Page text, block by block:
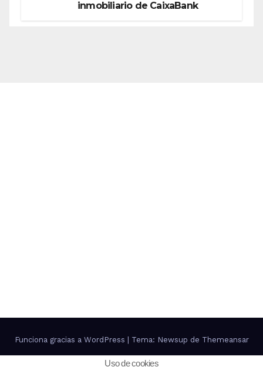
inmobiliario de CaixaBank
Funciona gracias a WordPress Tema: Newsup de Themeansar
Uso de cookies